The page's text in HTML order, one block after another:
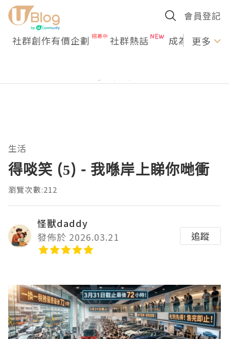
會員登記
社群創作有價企劃 社群熱話 成為U更多
生活
得啖笑 (5) - 我喺岸上睇你哋衝
瀏覽次數:212
怪獸daddy
發佈於 2026.03.21
追蹤